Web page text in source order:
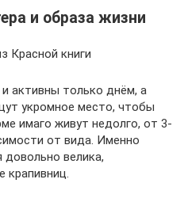
и образа жизни
Красной книги
активны только днём, а
укромное место, чтобы
имаго живут недолго, от 3-
от вида. Именно
довольно велика,
крапивниц.